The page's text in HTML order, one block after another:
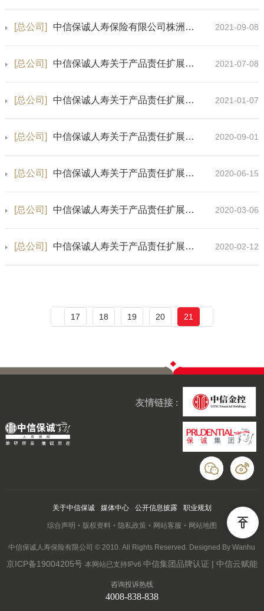
[总公司] 中信保诚人寿保险有限公司株洲中心支公司保险许可证换发公告 2021-09-08
[总公司] 中信保诚人寿关于产品责任扩展的公告-8 2021-07-08
[总公司] 中信保诚人寿关于产品责任扩展的公告-7 2021-01-07
[总公司] 中信保诚人寿关于产品责任扩展的公告-6 2020-09-01
[总公司] 中信保诚人寿关于产品责任扩展的公告-4 2020-06-15
[总公司] 中信保诚人寿关于产品责任扩展的公告-2 2020-03-06
[总公司] 中信保诚人寿关于产品责任扩展的公告-1 2020-02-12
17 18 19 20 21
友情链接 :
关于中信保诚 媒体中心 公开信息披露 职业规划
综合声明 版权资料 隐私政策 网站客服 网站地图
中信保诚人寿保险有限公司 © 2010. All Rights Reserved. Designed By Wanhu
京ICP备19004205号 本网站已支持IPv6 中信集团品牌认证 | 中信云赋能
咨询投诉热线
4008-838-838